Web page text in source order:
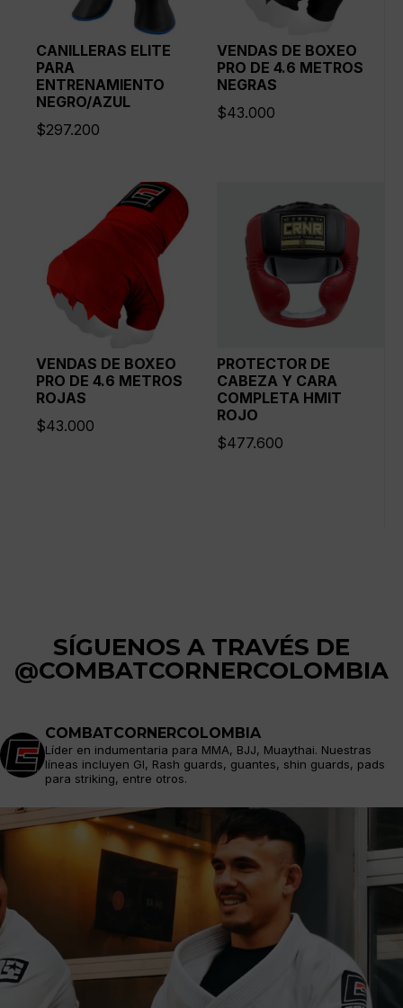
CANILLERAS ELITE
PARA
ENTRENAMIENTO
NEGRO/AZUL
$297.200
VENDAS DE BOXEO
PRO DE 4.6 METROS
NEGRAS
$43.000
VENDAS DE BOXEO
PRO DE 4.6 METROS
ROJAS
$43.000
PROTECTOR DE
CABEZA Y CARA
COMPLETA HMIT
ROJO
$477.600
SÍGUENOS A TRAVÉS DE
@COMBATCORNERCOLOMBIA
COMBATCORNERCOLOMBIA
Líder en indumentaria para MMA, BJJ, Muaythai. Nuestras
líneas incluyen GI, Rash guards, guantes, shin guards, pads
para striking, entre otros.